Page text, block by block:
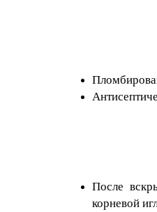
После
корневой